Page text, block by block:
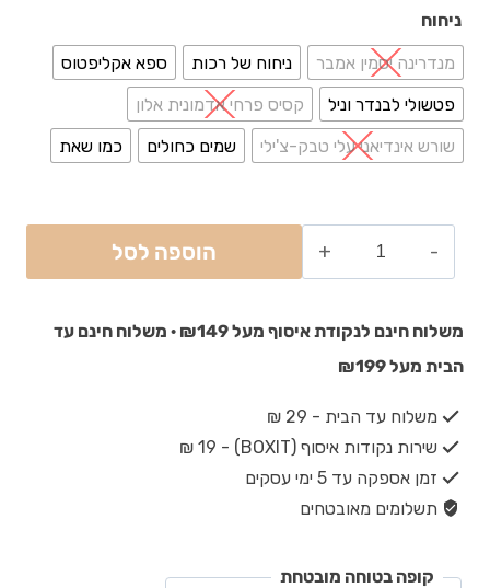
ניחוח
מנדרינה יסמין אמבר ניחוח של רכות
ספא אקליפטוס
פטשולי לבנדר וניל
קסיס פרחי אדמונית אלון
שורש אינדיאני עלי טבק-צ'ילי
שמים כחולים כמו שאת
הוספה לסל
משלוח חינם לנקודת איסוף מעל ₪149 · משלוח חינם עד
הבית מעל ₪199
משלוח עד הבית - 29 ₪
שירות נקודות איסוף (BOXIT) - 19 ₪
זמן אספקה עד 5 ימי עסקים
תשלומים מאובטחים
קופה בטוחה מובטחת